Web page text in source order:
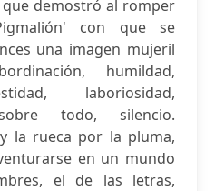
demostró al romper
con que se
una imagen mujeril
humildad,
laboriosidad,
todo, silencio.
la rueca por la pluma,
en un mundo
el de las letras,